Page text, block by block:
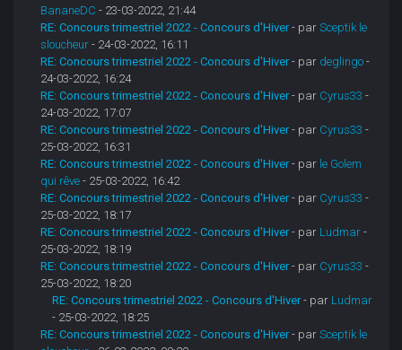
BananeDC - 23-03-2022, 21:44
RE: Concours trimestriel 2022 - Concours d'Hiver - parSceptik le
sloucheur - 24-03-2022, 16:11
RE: Concours trimestriel 2022 - Concours d'Hiver - par deglingo -
24-03-2022, 16:24
RE: Concours trimestriel 2022 - Concours d'Hiver - par Cyrus33 -
24-03-2022, 17:07
RE: Concours trimestriel 2022 - Concours d'Hiver - par Cyrus33 -
25-03-2022, 16:31
RE: Concours trimestriel 2022 - Concours d'Hiver - par le Golem
qui rêve - 25-03-2022, 16:42
RE: Concours trimestriel 2022 - Concours d'Hiver - par Cyrus33 -
25-03-2022, 18:17
RE: Concours trimestriel 2022 - Concours d'Hiver - par Ludmar -
25-03-2022, 18:19
RE: Concours trimestriel 2022 - Concours d'Hiver - par Cyrus33 -
25-03-2022, 18:20
RE: Concours trimestriel 2022 - Concours d'Hiver - par Ludmar
- 25-03-2022, 18:25
RE: Concours trimestriel 2022 - Concours d'Hiver - parSceptik le